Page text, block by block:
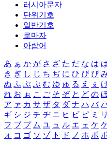
러시아문자
단위기호
일반기호
로마자
아랍어
あ ぁ か が さ ざ た だ な は
き ぎ し じ ち ぢ に ひ び ぴ
ぬ ふ ぶ ぷ む ゆ ゅ る え ぇ
れ お ぉ こ ご そ ぞ と ど の
ア ァ カ サ ザ タ ダ ナ ハ バ
ギ シ ジ チ ヂ ニ ヒ ビ ピ ミ リ
フ ブ プ ム ユ ュ ル エ ェ ケ
ォ コ ゴ ソ ゾ ト ド ノ ホ ボ